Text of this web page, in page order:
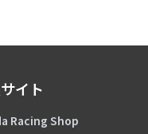
イト
Racing Shop